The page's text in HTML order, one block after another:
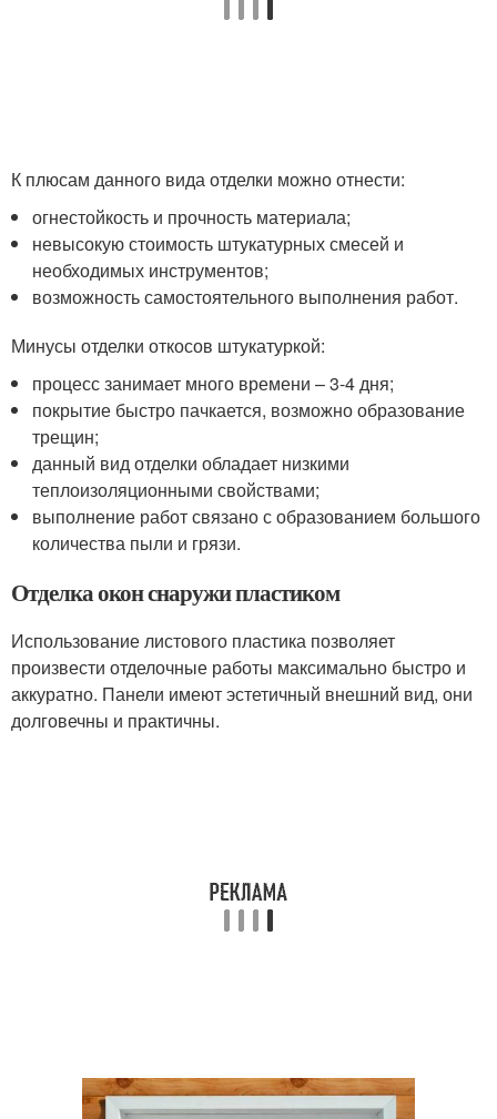
К плюсам данного вида отделки можно отнести:
огнестойкость и прочность материала;
невысокую стоимость штукатурных смесей и
необходимых инструментов;
возможность самостоятельного выполнения работ.
Минусы отделки откосов штукатуркой:
процесс занимает много времени – 3-4 дня;
покрытие быстро пачкается, возможно образование
трещин;
данный вид отделки обладает низкими
теплоизоляционными свойствами;
выполнение работ связано с образованием большого
количества пыли и грязи.
Отделка окон снаружи пластиком
Использование листового пластика позволяет
произвести отделочные работы максимально быстро и
аккуратно. Панели имеют эстетичный внешний вид, они
долговечны и практичны.